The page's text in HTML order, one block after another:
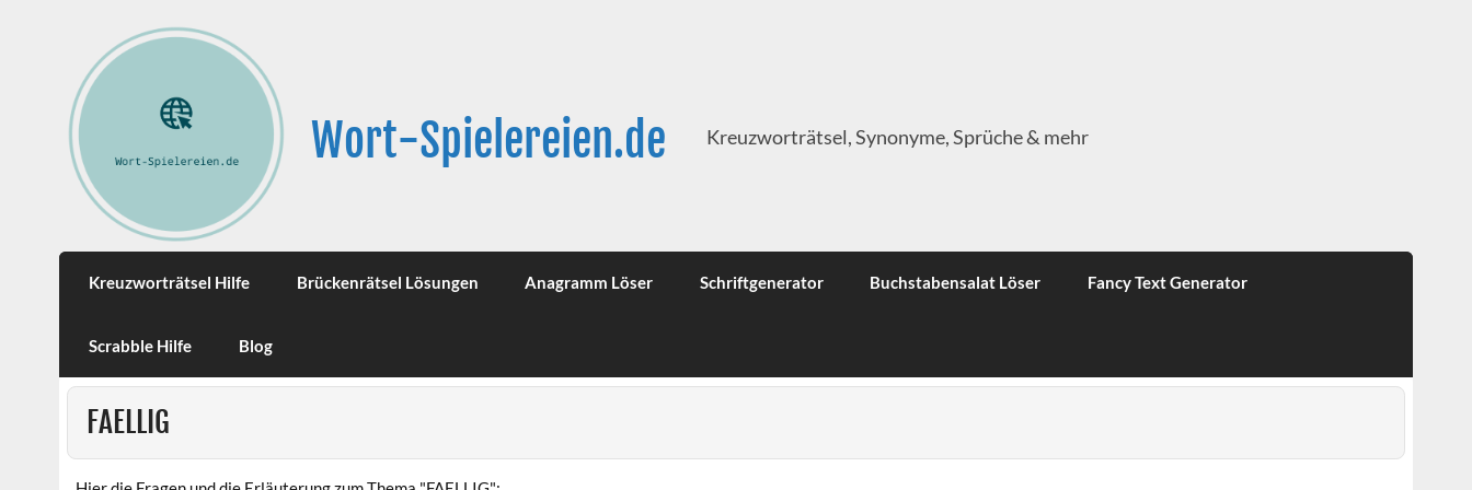
Wort-Spielereien.de Kreuzworträtsel, Synonyme, Sprüche & mehr
Kreuzworträtsel Hilfe Brückenrätsel Lösungen Anagramm Löser Schriftgenerator Buchstabensalat Löser Fancy Text Generator
Scrabble Hilfe Blog
FAELLIG